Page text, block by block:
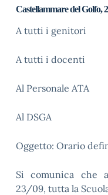
Castellammare del Golfo,
A tutti i genitori
A tutti i docenti
Al Personale ATA
Al DSGA
Oggetto: Orario
Si comunica che
23/09, tutta la